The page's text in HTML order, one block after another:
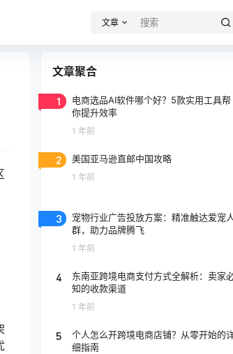
文章
文章聚合
1
电商选品AI软件哪个好？5款实用工具帮
你提升效率
1 年前
2 美国亚马逊直邮中国攻略
1 年前
3
宠物行业广告投放方案：精准触达爱宠人
群，助力品牌腾飞
1 年前
4
东南亚跨境电商支付方式全解析：卖家
知的收款渠道
1 年前
5
个人怎么开跨境电商店铺？从零开始的
细指南